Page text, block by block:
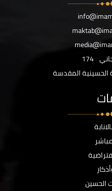
174
الحسينية المقدسة
الحسين